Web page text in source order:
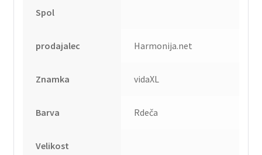
Spol
prodajalec Harmonija.net
Znamka vidaXL
Barva Rdeča
Velikost